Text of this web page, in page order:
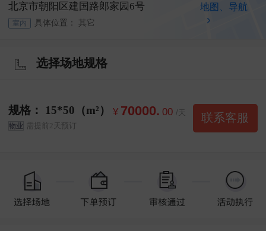
北京市朝阳区建国路郎家园6号
室内 具体位置： 其它
地图、导航
选择场地规格
规格： 15*50（m²）
物业 需提前2天预订
¥ 70000. 00/天 联系客服